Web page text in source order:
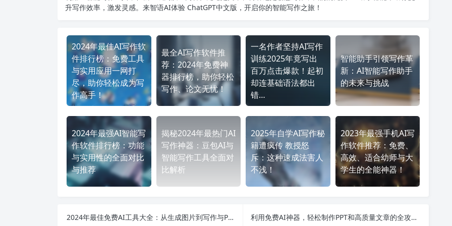
升写作效率，激发灵感。来智语AI体验 ChatGPT中文版 ，开启你的智能写作之旅！
2024年最佳AI写作软
件排行榜：免费工具
与实用应用一网打
尽，助你轻松成为写
作高手！
最全AI写作软件推
荐：2024年免费神
器排行榜，助你轻松
写作、论文无忧！
一名作者坚持AI写作
训练2025年竟写出
百万点击爆款！起初
却连基础语法都出
错…
智能助手引领写作革
新：AI智能写作助手
的未来与挑战
2024年最强AI智能写
作软件排行榜：功能
与实用性的全面对比
与推荐
揭秘2024年最热门AI
写作神器：豆包AI与
智能写作工具全面对
比解析
2025年自学AI写作秘
籍遭疯传 教授怒
斥：这种速成法害人
不浅！
2023年最强手机AI写
作软件推荐：免费、
高效、适合幼师与大
学生的全能神器！
2024年最佳免费AI工具大全：从生成图片到写作与PPT制作的全面解析
利用免费AI神器，轻松制作PPT和高质量文章的全攻略指南！